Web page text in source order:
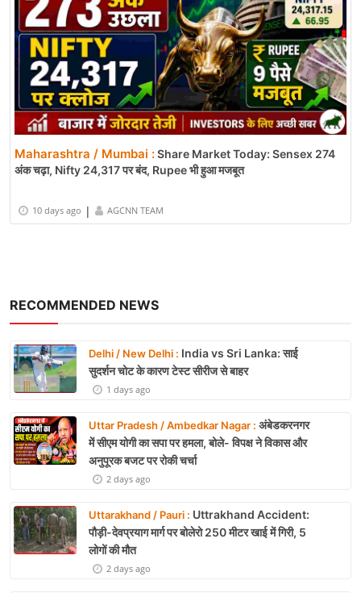
RECOMMENDED NEWS
Delhi / New Delhi : India vs Sri Lanka: साई
सुदर्शन चोट के कारण टेस्ट सीरीज से बाहर
1 days ago
Uttar Pradesh / Ambedkar Nagar : अंबेडकरनगर
में सीएम योगी का सपा पर हमला, बोले- विपक्ष ने विकास और
अनुपूरक बजट पर रोकी चर्चा
2 days ago
Uttarakhand / Pauri : Uttrakhand Accident:
पौड़ी-देवप्रयाग मार्ग पर बोलेरो 250 मीटर खाई में गिरी, 5
लोगों की मौत
2 days ago
Maharashtra / Mumbai :Share Market Today: Sensex 274
अंक चढ़ा, Nifty 24,317 पर बंद, Rupee भी हुआ मजबूत
10 days ago | AGCNN TEAM